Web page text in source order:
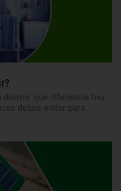
qué diferencia hay
debes evitar para